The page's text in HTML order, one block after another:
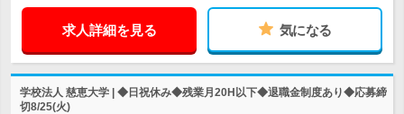
求人詳細を見る 気になる
学校法人 慈恵大学 | ◆日祝休み◆残業月20H以下◆退職金制度あり◆応募締
切8/25(火)